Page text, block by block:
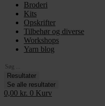
Broderi
Kits
Opskrifter
Tilbehør og diverse
Workshops
Yarn blog
Search
...Resultater
Se alle resultater
0,00 kr. 0 Kurv